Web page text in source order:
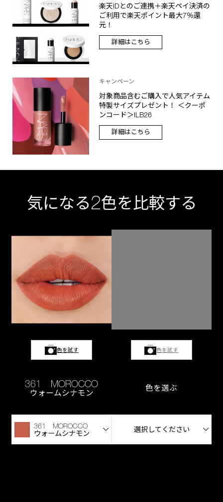
楽天IDとのご連携＋楽天ペイ決済の
ご利用で楽天ポイント最大7％還
元！
詳細はこちら
キャンペーン
対象商品含むご購入で人気アイテム
特製サイズプレゼント！ ＜クーポ
ンコード＞ILB26
詳細はこちら
気になる2色を比較する
色を試す
361 MOROCCO
ウォームシナモン
361 MOROCCO
ウォームシナモン
色を試す
色を選ぶ
選択してください